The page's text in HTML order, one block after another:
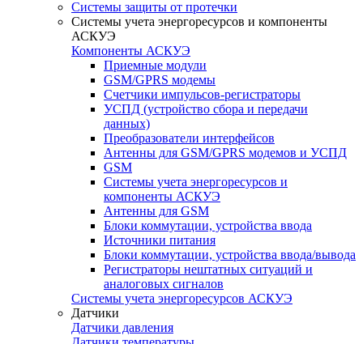
Системы защиты от протечки
Системы учета энергоресурсов и компоненты
АСКУЭ
Компоненты АСКУЭ
Приемные модули
GSM/GPRS модемы
Счетчики импульсов-регистраторы
УСПД (устройство сбора и передачи
данных)
Преобразователи интерфейсов
Антенны для GSM/GPRS модемов и УСПД
GSM
Системы учета энергоресурсов и
компоненты АСКУЭ
Антенны для GSM
Блоки коммутации, устройства ввода
Источники питания
Блоки коммутации, устройства ввода/вывода
Регистраторы нештатных ситуаций и
аналоговых сигналов
Системы учета энергоресурсов АСКУЭ
Датчики
Датчики давления